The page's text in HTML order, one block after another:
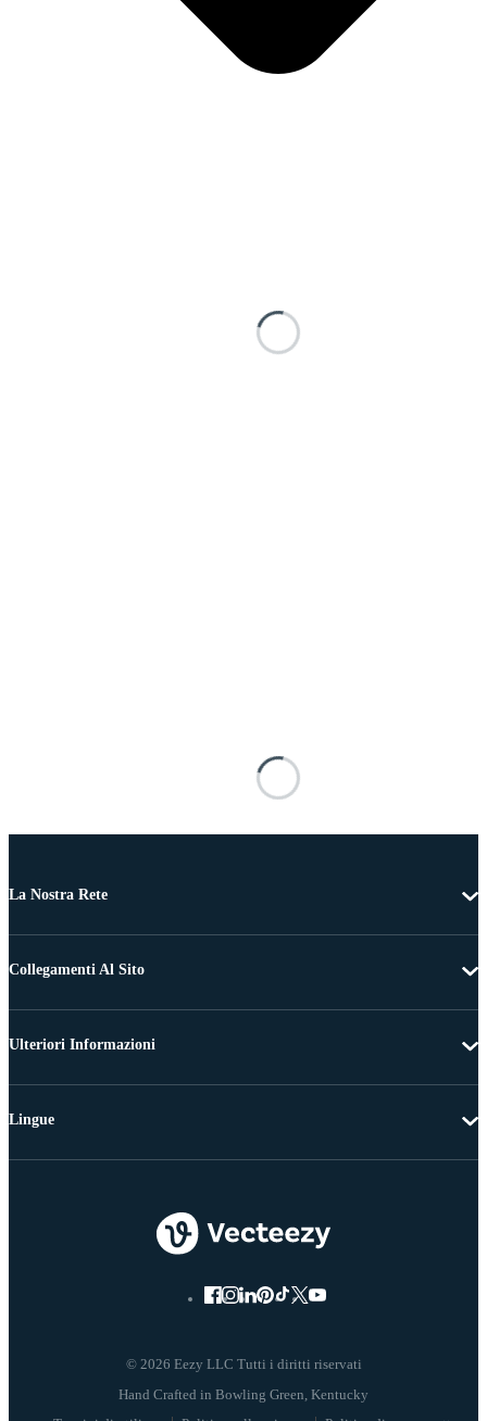
La Nostra Rete
Collegamenti Al Sito
Ulteriori Informazioni
© 2026 Eezy LLC Tutti i diritti riservati
Lingue